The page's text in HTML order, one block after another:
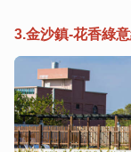
3.金沙鎮-花香綠